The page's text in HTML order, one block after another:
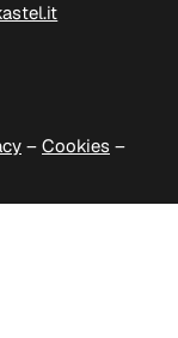
– Cookies –